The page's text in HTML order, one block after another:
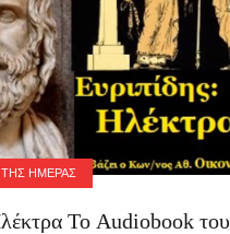
ΤΗΣ ΗΜΈΡΑΣ
Το Audiobook του